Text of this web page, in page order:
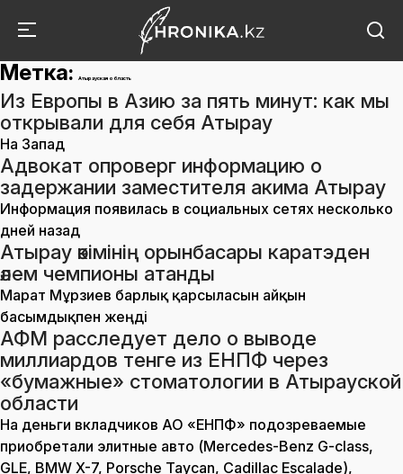
Метка: Атырауская область
Из Европы в Азию за пять минут: как мы
открывали для себя Атырау
На Запад
Адвокат опроверг информацию о
задержании заместителя акима Атырау
Информация появилась в социальных сетях несколько
дней назад
Атырау әкімінің орынбасары каратэден
әлем чемпионы атанды
Марат Мұрзиев барлық қарсыласын айқын
басымдықпен жеңді
АФМ расследует дело о выводе
миллиардов тенге из ЕНПФ через
«бумажные» стоматологии в Атырауской
области
На деньги вкладчиков АО «ЕНПФ» подозреваемые
приобретали элитные авто (Mercedes-Benz G-class,
GLE, BMW X-7, Porsche Taycan, Cadillac Escalade),